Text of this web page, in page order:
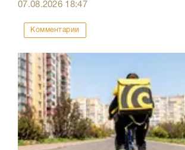
07.08.2026 18:47
Комментарии